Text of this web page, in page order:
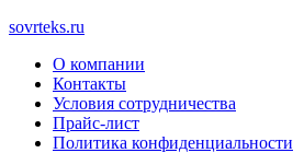
sovrteks.ru
О компании
Контакты
Условия сотрудничества
Прайс-лист
Политика конфиденциальности